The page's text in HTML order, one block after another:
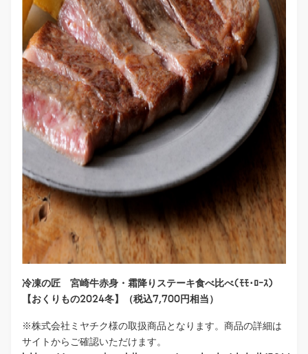
冷凍の匠 宮崎牛赤身・霜降りステーキ食べ比べ(ﾓﾓ･ﾛｰｽ)
【おくりもの2024冬】（税込7,700円相当）
※株式会社ミヤチク様の取扱商品となります。商品の詳細は
サイトからご確認いただけます。